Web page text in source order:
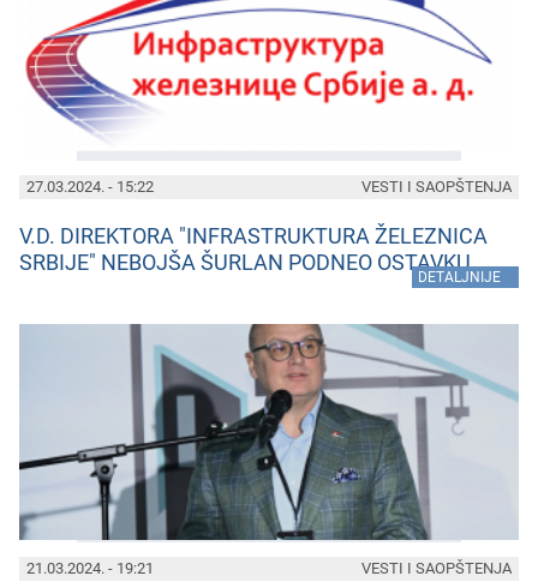
27.03.2024. - 15:22
V.D. DIREKTORA "INFRASTRUKTURA ŽELEZNICA
SRBIJE" NEBOJŠA ŠURLAN PODNEO OSTAVKU
DETALJNIJE
VESTI I SAOPŠTENJA
21.03.2024. - 19:21 VESTI I SAOPŠTENJA